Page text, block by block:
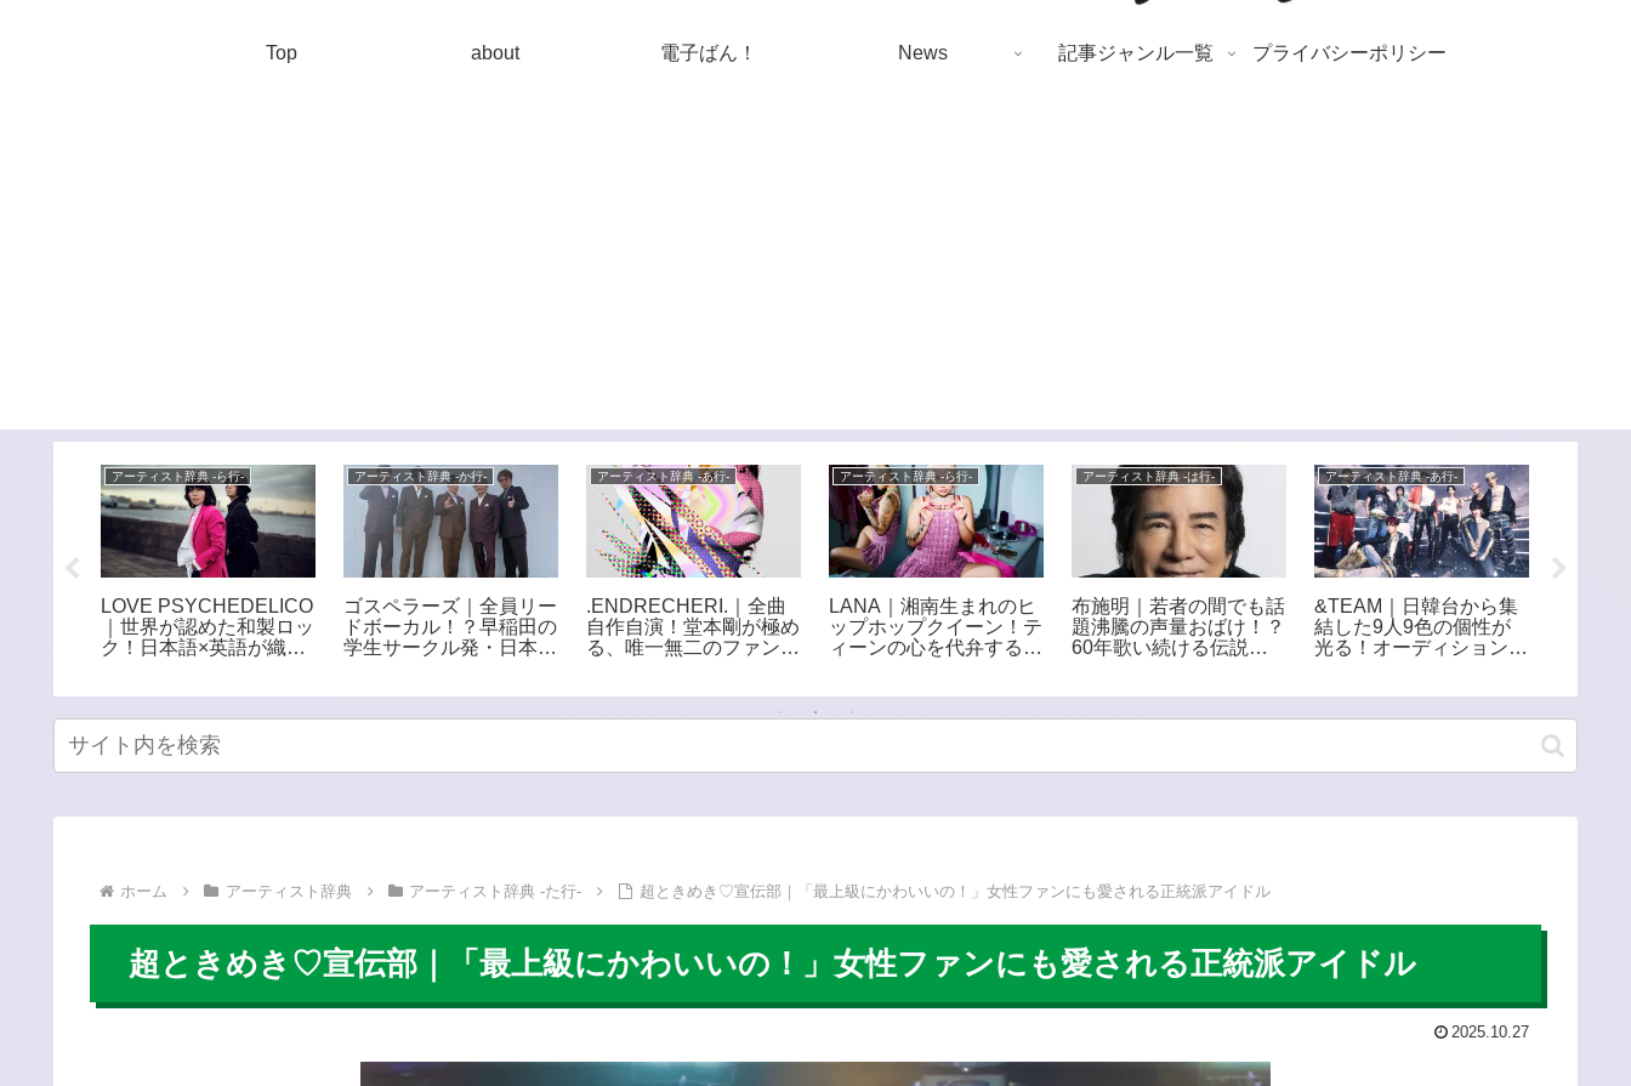
Top about 電子ばん！ News 記事ジャンル一覧 プライバシーポリシー
アーティスト辞典 -ら行-
LOVE PSYCHEDELICO
｜世界が認めた和製ロッ
ク！日本語×英語が織り
アーティスト辞典 -か行-
ゴスペラーズ｜全員リー
ドボーカル！？早稲田の
学生サークル発・日本を
アーティスト辞典 -あ行-
.ENDRECHERI.｜全曲
自作自演！堂本剛が極め
る、唯一無二のファンク
アーティスト辞典 -ら行-
LANA｜湘南生まれのヒ
ップホップクイーン！テ
ィーンの心を代弁する次
アーティスト辞典 -は行-
布施明｜若者の間でも話
題沸騰の声量おばけ！？
60年歌い続ける伝説の
アーティスト辞典 -あ行-
&TEAM｜日韓台から集
結した9人9色の個性が
光る！オーディションか
ホーム アーティスト辞典 アーティスト辞典 -た行- 超ときめき♡宣伝部｜「最上級にかわいいの！」女性ファンにも愛される正統派アイドル
超ときめき♡宣伝部｜「最上級にかわいいの！」女性ファンにも愛される正統派アイドル
2025.10.27